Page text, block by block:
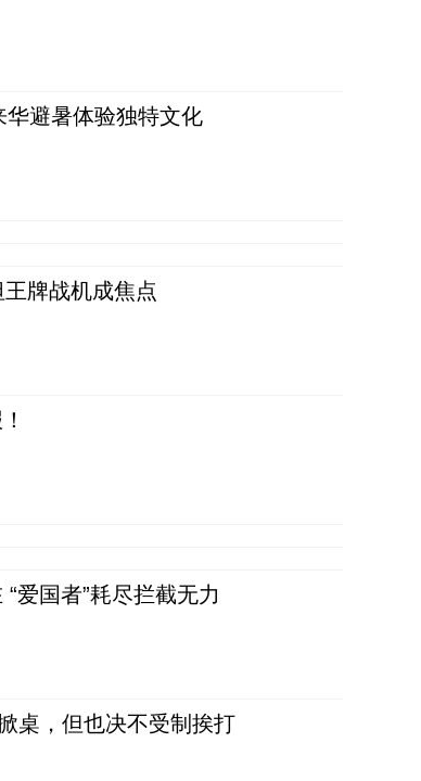
华避暑体验独特文化
牌战机成焦点
爱国者”耗尽拦截无力
桌，但也决不受制挨打